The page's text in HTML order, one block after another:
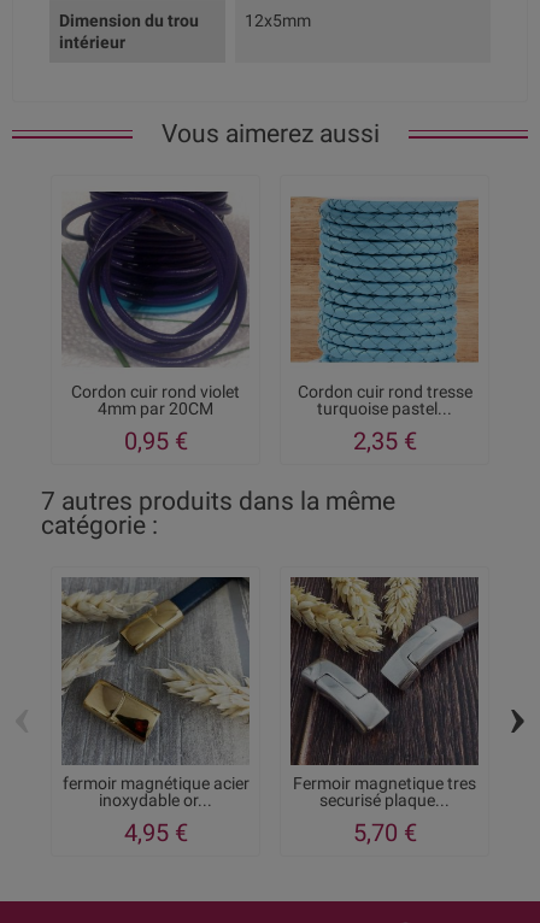
Dimension du trou
intérieur
12x5mm
Vous aimerez aussi
Cordon cuir rond violet
4mm par 20CM
0,95 €
Cordon cuir rond tresse
turquoise pastel...
2,35 €
7 autres produits dans la même
catégorie :
fermoir magnétique acier
inoxydable or...
4,95 €
Fermoir magnetique tres
securisé plaque...
5,70 €
›